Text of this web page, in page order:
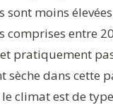
moins
comprises entre
pratiquement
sèche dans cette
le climat est de